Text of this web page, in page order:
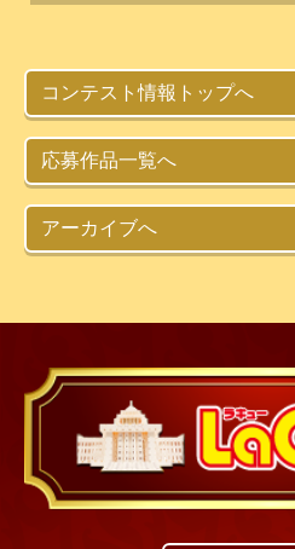
コンテスト情報トップへ
応募作品一覧へ
アーカイブへ